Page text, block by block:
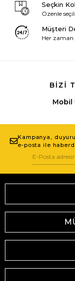
Seçkin
Özenle
Müşteri
Her zaman
BIZI
Mobil
Kampanya,
e-posta ile